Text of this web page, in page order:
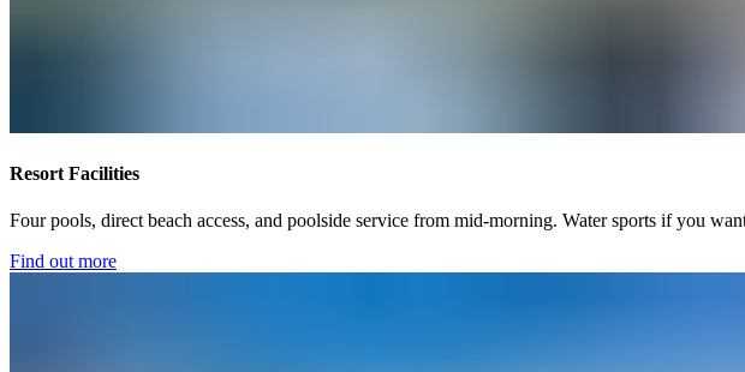
Resort Facilities​​​​‌ ‍ ​‍​‍‌‍ ‌ ​‍‌‍‍‌‌‍‌ ‌‍‍‌‌‍ ‍​‍​‍​ ‍‍​‍​‍‌ ​ ‌‍​‌‌‍ ‍‌‍‍‌‌ ‌​‌ ‍‌​‍ ‍‌‍‍‌‌‍ ​‍​‍​‍ ​​‍​‍‌‍‍​‌ ​‍‌‍‌‌‌‍‌‍​‍​‍​ ‍‍​‍​‍‌‍‍​‌ ‌​‌ ‌​‌ ​​‌ ​ ​ ‍‍​‍ ​‍ ‌‍ ​​‍ ‌‌‍​‌‌‍ ‍‌‍‌​​‍ ‌‌ ​‍​‍ ‌‌‍‍​‌‍ ‌ ‌​‌‍‌‌‌‍ ​‌ ​ ​‍ ‌‌ ​ ‌ ‌​‌ ‌‌‌‍‌​‌‍‍‌‌‍ ​‍ ‍‌ ‌‍‌‍‌‌‌ ​‍‌‍​ ‌‍‌‌‌‍ ​​‍ ‍‌‍​‌‌ ​​‌ ​​​‍ ‌‍‍‌‌‍ ‍‌ ‌​‌‍‌‌‌‍ ‍‌ ‌​​‍ ‌‍‌‌‌‍‌​‌‍‍‌‌ ‌​​‍ ‌‍ ‌‌‍ ‌‍‌​‌‍‌‌​ ‌‌ ​​‌ ​‍‌‍‌‌‌ ​ ‌‍‌‌‌‍ ‍‌ ‌​‌‍​‌‌ ‌​‌‍‍‌‌‍ ‌‍ ‍​ ‍ ‌‍‍‌‌‍‌​​ ‌‌‍​‌​ ​‍‌‍‌‌​ ‍‌​ ‍‌​ ​‍​ ‌ ​ ​ ​‍ ‌​ ‌​‌‍‌‍‌‍​‌​ ‍‌​‍ ‌​ ‌​​ ‌ ‌‍​ ​ ‌ ​‍ ‌​ ‍‌‌‍​‌​ ‍​​ ​‌​‍ ‌​ ‍​‌‍​‌​ ‍​​ ​​‌‍‌‍​ ‍​​ ‍​​ ‌‍​ ‌‍​ ‌‍​ ​‍‌‍​‌​ ‍ ‌ ‌​‌ ‍‌‌ ​​‌‍‌‌​ ‌‌‍‍​‌‍ ‌ ‌​‌‍‌‌‌‍ ​‌‌​ ‌‍‍‌‌ ‌​‌‍‌‌‌‌​​‌‍​‌‌‍‌ ‌‍‌‌​ ‍ ‌ ​​‌‍​‌‌ ‌​‌‍‍​​ ‌‌ ​​‌‍​‌‌‍‌ ‌‍‌‌‌​​‍‌ ‌‌‌‍‍‌‌‍ ​‌‍‌​‌‍‌‌‌ ​‍​‍‌‌​ ‌‌‌​​‍‌‌ ‌‍‍ ‌‍‌‌‌ ‍‌​‍‌‌​ ​ ‌​‌​​‍‌‌​ ​ ‌​‌​​‍‌‌​ ​‍​ ​‍​ ‍‌‌‍‌‍​ ‌​‌‍‌‌​ ‌‌​ ‍​​ ​‌​ ​‌​ ‍​​ ‌​​ ‌ ‌‍‌‌​‍‌‌​ ​‍​ ​‍​‍‌‌​ ‌‌‌​‌​​‍ ‍‌‍​ ‌‍ ‌‍ ‍‌ ‌​‌‍‌‌‌‍ ‍‌ ‌​​‍‌‌​ ‌‌‌​​‍‌‌ ‌‍‍ ‌‍‌‌‌ ‍‌​‍‌‌​ ​ ‌​‌​​‍‌‌​ ​ ‌​‌​​‍‌‌​ ​‍​ ​‍​ ​ ‌‍‌​‌‍‌‍‌‍‌​​ ​​​ ‍‌‌‍​‌​ ‍‌​ ​‌​ ​​​ ​​‌‍‌​​‍‌‌​ ​‍​ ​‍​‍‌‌​ ‌‌‌​‌​​‍ ‍‌ ‌​‌‍‍‌‌ ‌​‌‍ ​‌‍‌‌​ ‌‍​‍‌‍​‌‌ ​ ‌‍‌‌‌‌‌‌‌ ​‍‌‍ ​​ ‌‌‍‍​‌ ‌​‌ ‌​‌ ​​‌ ​ ​‍‌‌​ ​ ‌​​‌​‍‌‌​ ​‍‌​‌‍​‍‌‌​ ​‍‌​‌‍‌‍ ​​‍ ‌‌‍​‌‌‍ ‍‌‍‌​​‍ ‌‌ ​‍​‍ ‌‌‍‍​‌‍ ‌ ‌​‌‍‌‌‌‍ ​‌ ​ ​‍ ‌‌ ​ ‌ ‌​‌ ‌‌‌‍‌​‌‍‍‌‌‍ ​‍ ‍‌ ‌‍‌‍‌‌‌ ​‍‌‍​ ‌‍‌‌‌‍ ​​‍ ‍‌‍​‌‌ ​​‌ ​​​‍‌‍‌‍‍‌‌‍‌​​ ‌‌‍​‌​ ​‍‌‍‌‌​ ‍‌​ ‍‌​ ​‍​ ‌ ​ ​ ​‍ ‌​ ‌​‌‍‌‍‌‍​‌​ ‍‌​‍ ‌​ ‌​​ ‌ ‌‍​ ​ ‌ ​‍ ‌​ ‍‌‌‍​‌​ ‍​​ ​‌​‍ ‌​ ‍​‌‍​‌​ ‍​​ ​​‌‍‌‍​ ‍​​ ‍​​ ‌‍​ ‌‍​ ‌‍​ ​‍‌‍​‌​‍‌‍‌ ‌​‌ ‍‌‌ ​​‌‍‌‌​ ‌‌‍‍​‌‍ ‌ ‌​‌‍‌‌‌‍ ​‌‌​ ‌‍‍‌‌ ‌​‌‍‌‌‌‌​​‌‍​‌‌‍‌ ‌‍‌‌​‍‌‍‌ ​​‌‍​‌‌ ‌​‌‍‍​​ ‌‌ ​​‌‍​‌‌‍‌ ‌‍‌‌‌​​‍‌ ‌‌‌‍‍‌‌‍ ​‌‍‌​‌‍‌‌‌ ​‍​‍‌‌​ ‌‌‌​​‍‌‌ ‌‍‍ ‌‍‌‌‌ ‍‌​‍‌‌​ ​ ‌​‌​​‍‌‌​ ​ ‌​‌​​‍‌‌​ ​‍​ ​‍​ ‍‌‌‍‌‍​ ‌​‌‍‌‌​ ‌‌​ ‍​​ ​‌​ ​‌​ ‍​​ ‌​​ ‌ ‌‍‌‌​‍‌‌​ ​‍​ ​‍​‍‌‌​ ‌‌‌​‌​​‍ ‍‌‍​ ‌‍ ‌‍ ‍‌ ‌​‌‍‌‌‌‍ ‍‌ ‌​​‍‌‌​ ‌‌‌​​‍‌‌ ‌‍‍ ‌‍‌‌‌ ‍‌​‍‌‌​ ​ ‌​‌​​‍‌‌​ ​ ‌​‌​​‍‌‌​ ​‍​ ​‍​ ​ ‌‍‌​‌‍‌‍‌‍‌​​ ​​​ ‍‌‌‍​‌​ ‍‌​ ​‌​ ​​​ ​​‌‍‌​​‍‌‌​ ​‍​ ​‍​‍‌‌​ ‌‌‌​‌​​‍ ‍‌ ‌​‌‍‍‌‌ ‌​‌‍ ​‌‍‌‌​‍‌‍‌ ​​‌‍‌‌‌ ​‍‌ ​ ‌ ​​‌‍‌‌‌‍​ ‌ ‌​‌‍‍‌‌ ‌‍‌‍‌‌​ ‌‌ ​​‌ ‌‌‌‍​‍‌‍ ​‌‍‍‌‌ ​ ‌‍‍​‌‍‌‌‌‍‌​​‍​‍‌ ‌
Four pools, direct beach access, and poolside service from mid-morning. Water sports if you want them. Sun loungers and something cold from the pool bar if you don't.​​​​‌
Find out more​​​​‌ ‍ ​‍​‍‌‍ ‌ ​‍‌‍‍‌‌‍‌ ‌‍‍‌‌‍ ‍​‍​‍​ ‍‍​‍​‍‌ ​ ‌‍​‌‌‍ ‍‌‍‍‌‌ ‌​‌ ‍‌​‍ ‍‌‍‍‌‌‍ ​‍​‍​‍ ​​‍​‍‌‍‍​‌ ​‍‌‍‌‌‌‍‌‍​‍​‍​ ‍‍​‍​‍‌‍‍​‌ ‌​‌ ‌​‌ ​​‌ ​ ​ ‍‍​‍ ​‍ ‌‍ ​​‍ ‌‌‍​‌‌‍ ‍‌‍‌​​‍ ‌‌ ​‍​‍ ‌‌‍‍​‌‍ ‌ ‌​‌‍‌‌‌‍ ​‌ ​ ​‍ ‌‌ ​ ‌ ‌​‌ ‌‌‌‍‌​‌‍‍‌‌‍ ​‍ ‍‌ ‌‍‌‍‌‌‌ ​‍‌‍​ ‌‍‌‌‌‍ ​​‍ ‍‌‍​‌‌ ​​‌ ​​​‍ ‌‍‍‌‌‍ ‍‌ ‌​‌‍‌‌‌‍ ‍‌ ‌​​‍ ‌‍‌‌‌‍‌​‌‍‍‌‌ ‌​​‍ ‌‍ ‌‌‍ ‌‍‌​‌‍‌‌​ ‌‌ ​​‌ ​‍‌‍‌‌‌ ​ ‌‍‌‌‌‍ ‍‌ ‌​‌‍​‌‌ ‌​‌‍‍‌‌‍ ‌‍ ‍​ ‍ ‌‍‍‌‌‍‌​​ ‌‌‍​‌​ ​‍‌‍‌‌​ ‍‌​ ‍‌​ ​‍​ ‌ ​ ​ ​‍ ‌​ ‌​‌‍‌‍‌‍​‌​ ‍‌​‍ ‌​ ‌​​ ‌ ‌‍​ ​ ‌ ​‍ ‌​ ‍‌‌‍​‌​ ‍​​ ​‌​‍ ‌​ ‍​‌‍​‌​ ‍​​ ​​‌‍‌‍​ ‍​​ ‍​​ ‌‍​ ‌‍​ ‌‍​ ​‍‌‍​‌​ ‍ ‌ ‌​‌ ‍‌‌ ​​‌‍‌‌​ ‌‌‍‍​‌‍ ‌ ‌​‌‍‌‌‌‍ ​‌‌​ ‌‍‍‌‌ ‌​‌‍‌‌‌‌​​‌‍​‌‌‍‌ ‌‍‌‌​ ‍ ‌ ​​‌‍​‌‌ ‌​‌‍‍​​ ‌‌ ​​‌‍​‌‌‍‌ ‌‍‌‌‌​​‍‌ ‌‌‌‍‍‌‌‍ ​‌‍‌​‌‍‌‌‌ ​‍​‍‌‌​ ‌‌‌​​‍‌‌ ‌‍‍ ‌‍‌‌‌ ‍‌​‍‌‌​ ​ ‌​‌​​‍‌‌​ ​ ‌​‌​​‍‌‌​ ​‍​ ​‍​ ‍‌‌‍‌‍​ ‌​‌‍‌‌​ ‌‌​ ‍​​ ​‌​ ​‌​ ‍​​ ‌​​ ‌ ‌‍‌‌​‍‌‌​ ​‍​ ​‍​‍‌‌​ ‌‌‌​‌​​‍ ‍‌‍​ ‌‍ ‌‍ ‍‌ ‌​‌‍‌‌‌‍ ‍‌ ‌​​‍‌‌​ ‌‌‌​​‍‌‌ ‌‍‍ ‌‍‌‌‌ ‍‌​‍‌‌​ ​ ‌​‌​​‍‌‌​ ​ ‌​‌​​‍‌‌​ ​‍​ ​‍​ ​ ‌‍‌​‌‍‌‍‌‍‌​​ ​​​ ‍‌‌‍​‌​ ‍‌​ ​‌​ ​​​ ​​‌‍‌​​‍‌‌​ ​‍​ ​‍​‍‌‌​ ‌‌‌​‌​​‍ ‍‌ ​​‌ ​‍‌‍‍‌‌‍ ‌‌‍​‌‌ ​‍‌ ‍‌‌​​ ‌ ‌​‌‍​‌​‍ ‍‌‍ ​‌‍​‌‌‍​‍‌‍‌‌‌‍ ​​ ‌‍​‍‌‍​‌‌ ​ ‌‍‌‌‌‌‌‌‌ ​‍‌‍ ​​ ‌‌‍‍​‌ ‌​‌ ‌​‌ ​​‌ ​ ​‍‌‌​ ​ ‌​​‌​‍‌‌​ ​‍‌​‌‍​‍‌‌​ ​‍‌​‌‍‌‍ ​​‍ ‌‌‍​‌‌‍ ‍‌‍‌​​‍ ‌‌ ​‍​‍ ‌‌‍‍​‌‍ ‌ ‌​‌‍‌‌‌‍ ​‌ ​ ​‍ ‌‌ ​ ‌ ‌​‌ ‌‌‌‍‌​‌‍‍‌‌‍ ​‍ ‍‌ ‌‍‌‍‌‌‌ ​‍‌‍​ ‌‍‌‌‌‍ ​​‍ ‍‌‍​‌‌ ​​‌ ​​​‍‌‍‌‍‍‌‌‍‌​​ ‌‌‍​‌​ ​‍‌‍‌‌​ ‍‌​ ‍‌​ ​‍​ ‌ ​ ​ ​‍ ‌​ ‌​‌‍‌‍‌‍​‌​ ‍‌​‍ ‌​ ‌​​ ‌ ‌‍​ ​ ‌ ​‍ ‌​ ‍‌‌‍​‌​ ‍​​ ​‌​‍ ‌​ ‍​‌‍​‌​ ‍​​ ​​‌‍‌‍​ ‍​​ ‍​​ ‌‍​ ‌‍​ ‌‍​ ​‍‌‍​‌​‍‌‍‌ ‌​‌ ‍‌‌ ​​‌‍‌‌​ ‌‌‍‍​‌‍ ‌ ‌​‌‍‌‌‌‍ ​‌‌​ ‌‍‍‌‌ ‌​‌‍‌‌‌‌​​‌‍​‌‌‍‌ ‌‍‌‌​‍‌‍‌ ​​‌‍​‌‌ ‌​‌‍‍​​ ‌‌ ​​‌‍​‌‌‍‌ ‌‍‌‌‌​​‍‌ ‌‌‌‍‍‌‌‍ ​‌‍‌​‌‍‌‌‌ ​‍​‍‌‌​ ‌‌‌​​‍‌‌ ‌‍‍ ‌‍‌‌‌ ‍‌​‍‌‌​ ​ ‌​‌​​‍‌‌​ ​ ‌​‌​​‍‌‌​ ​‍​ ​‍​ ‍‌‌‍‌‍​ ‌​‌‍‌‌​ ‌‌​ ‍​​ ​‌​ ​‌​ ‍​​ ‌​​ ‌ ‌‍‌‌​‍‌‌​ ​‍​ ​‍​‍‌‌​ ‌‌‌​‌​​‍ ‍‌‍​ ‌‍ ‌‍ ‍‌ ‌​‌‍‌‌‌‍ ‍‌ ‌​​‍‌‌​ ‌‌‌​​‍‌‌ ‌‍‍ ‌‍‌‌‌ ‍‌​‍‌‌​ ​ ‌​‌​​‍‌‌​ ​ ‌​‌​​‍‌‌​ ​‍​ ​‍​ ​ ‌‍‌​‌‍‌‍‌‍‌​​ ​​​ ‍‌‌‍​‌​ ‍‌​ ​‌​ ​​​ ​​‌‍‌​​‍‌‌​ ​‍​ ​‍​‍‌‌​ ‌‌‌​‌​​‍ ‍‌ ​​‌ ​‍‌‍‍‌‌‍ ‌‌‍​‌‌ ​‍‌ ‍‌‌​​ ‌ ‌​‌‍​‌​‍ ‍‌‍ ​‌‍​‌‌‍​‍‌‍‌‌‌‍ ​​‍‌‍‌ ​​‌‍‌‌‌ ​‍‌ ​ ‌ ​​‌‍‌‌‌‍​ ‌ ‌​‌‍‍‌‌ ‌‍‌‍‌‌​ ‌‌ ​​‌ ‌‌‌‍​‍‌‍ ​‌‍‍‌‌ ​ ‌‍‍​‌‍‌‌‌‍‌​​‍​‍‌ ‌